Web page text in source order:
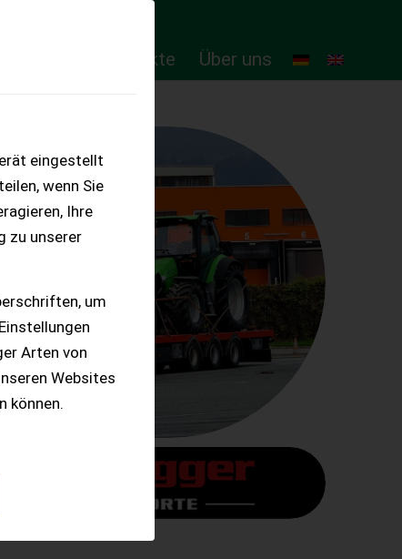
eingestellt
wenn Sie
Ihre
zu unserer
um
Arten von
Websites
können.
Online-Produkte Über uns